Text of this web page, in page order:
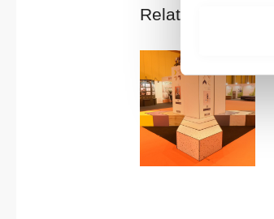
c
ó
n
d
e
c
o
n
Related Posts